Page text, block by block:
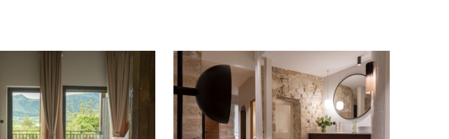
TUIT – LA REUNION MAISON CLARET COQUET